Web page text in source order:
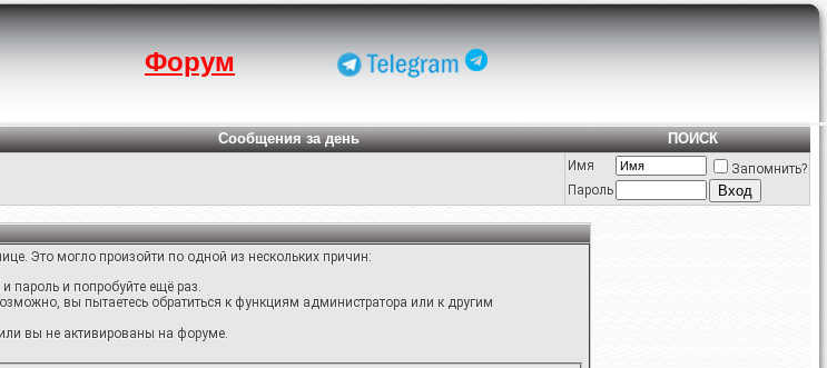
Форум
Сообщения за день
ПОИСК
Имя
Запомнить?
Пароль
Это могло произойти по одной из нескольких причин:
пароль и попробуйте ещё раз.
вы пытаетесь обратиться к функциям администратора или к другим
вы не активированы на форуме.